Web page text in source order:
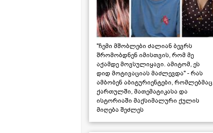
"ჩემი მშობლები ძალიან ბევრს
შრომობდნენ იმისთვის, რომ მე
აქამდე მოვსულიყავი. ამიტომ, ეს
დიდ მოტივაციას მაძლევდა" - რას
ამბობენ აბიტურიენტები, რომლებმაც
ქართულში, მათემატიკასა და
ისტორიაში მაქსიმალური ქულის
მიღება შეძლეს